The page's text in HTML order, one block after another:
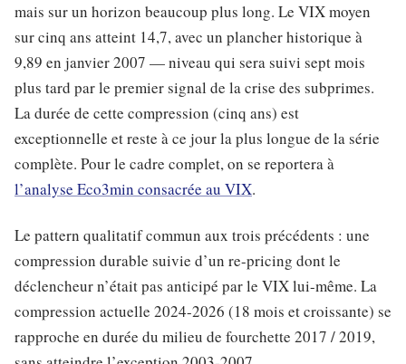
mais sur un horizon beaucoup plus long. Le VIX moyen
sur cinq ans atteint 14,7, avec un plancher historique à
9,89 en janvier 2007 — niveau qui sera suivi sept mois
plus tard par le premier signal de la crise des subprimes.
La durée de cette compression (cinq ans) est
exceptionnelle et reste à ce jour la plus longue de la série
complète. Pour le cadre complet, on se reportera à
l’analyse Eco3min consacrée au VIX.
Le pattern qualitatif commun aux trois précédents : une
compression durable suivie d’un re-pricing dont le
déclencheur n’était pas anticipé par le VIX lui-même. La
compression actuelle 2024-2026 (18 mois et croissante) se
rapproche en durée du milieu de fourchette 2017 / 2019,